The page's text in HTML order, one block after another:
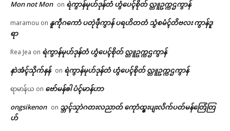
Mon not Mon on ရဲကွာန်မုဟ်ဒုန်တံ ဟွံပေၚ်စိုတ် လ္တူဥက္ကဌကွာန်
maramou on နူကဵုဂကောံ ပတုဲဖဵုကွာန် ပရဟိတတံ သွံစမံၚ်တိဗလး ကွာန်ဒူ
ရာ
Rea Jea on ရဲကွာန်မုဟ်ဒုန်တံ ဟွံပေၚ်စိုတ် လ္တူဥက္ကဌကွာန်
နာဲအံၚ်သိုက်နန် on ရဲကွာန်မုဟ်ဒုန်တံ ဟွံပေၚ်စိုတ် လ္တူဥက္ကဌကွာန်
ရာမာန်ယ on ဗော်မန်ၜါ ပံၚ်မာန်ဟာ
ongsikenon on သ္ဘၚ်သၠာဲဂတးလညာတ် ကေုာံထ္ၜးပျးလိက်ပတ်မန်တြေံတြ
ဟ်